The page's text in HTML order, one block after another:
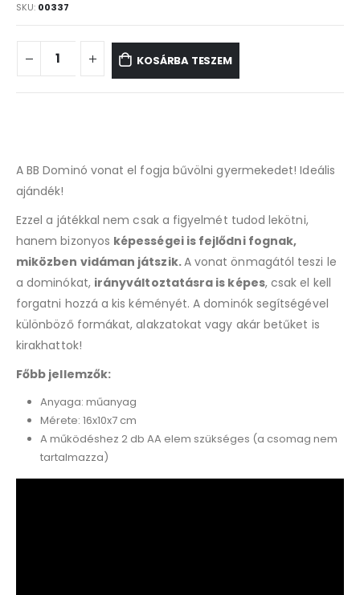
SKU: 00337
KOSÁRBA TESZEM
A BB Dominó vonat el fogja bűvölni gyermekedet! Ideális
ajándék!
Ezzel a játékkal nem csak a figyelmét tudod lekötni,
hanem bizonyos képességei is fejlődni fognak,
miközben vidáman játszik.A vonat önmagától teszi le
a dominókat, irányváltoztatásra is képes, csak el kell
forgatni hozzá a kis kéményét. A dominók segítségével
különböző formákat, alakzatokat vagy akár betűket is
kirakhattok!
Főbb jellemzők:
Anyaga: műanyag
Mérete: 16x10x7 cm
A működéshez 2 db AA elem szükséges (a csomag nem
tartalmazza)